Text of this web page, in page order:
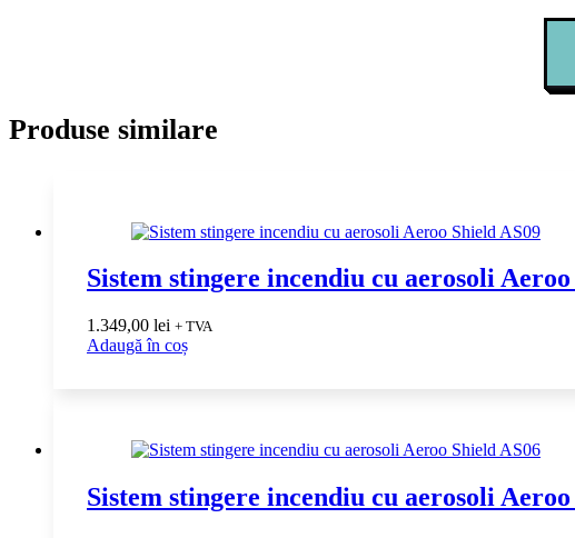
Produse similare
Sistem stingere incendiu cu aerosoli
1.349,00 lei + TVA
Adaugă în coș
Sistem stingere incendiu cu aerosoli